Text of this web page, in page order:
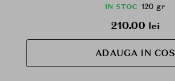
IN STOC 120 gr
210.00 lei
ADAUGA IN COS